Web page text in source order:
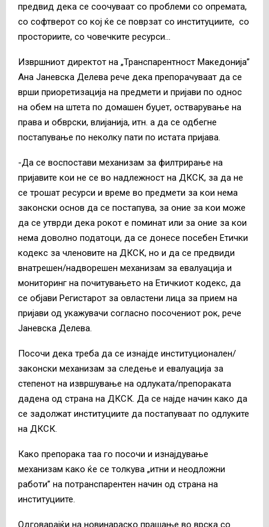
предвид дека се соочуваат со проблеми со опремата,
со софтверот со кој ќе се поврзат со институциите, со
просториите, со човечките ресурси…
Извршниот директот на „Транспарентност Македонија”
Ана Јаневска Делева рече дека препорачуваат да се
врши приоретизација на предмети и пријави по однос
на обем на штета по домашен буџет, остварување на
права и обврски, влијанија, итн. а да се одбегне
постапување по неколку пати по истата пријава.
-Да се воспостави механизам за филтрирање на
пријавите кои не се во надлежност на ДКСК, за да не
се трошат ресурси и време во предмети за кои нема
законски основ да се постапува, за оние за кои може
да се утврди дека рокот е поминат или за оние за кои
нема доволно податоци, да се донесе посебен Етички
кодекс за членовите на ДКСК, но и да се предвиди
внатрешен/надворешен механизам за евалуација и
мониторинг на почитувањето на Етичкиот кодекс, да
се објави Регистарот за овластени лица за прием на
пријави од укажувачи согласно посочениот рок, рече
Јаневска Делева.
Посочи дека треба да се изнајде институционален/
законски механизам за следење и евалуација за
степенот на извршување на одлуката/препораката
дадена од страна на ДКСК. Да се најде начин како да
се задолжат институциите да постапуваат по одлуките
на ДКСК.
Како препорака таа го посочи и изнајдување
механизам како ќе се толкува „итни и неодложни
работи” на потранспарентен начин од страна на
институциите.
Одговарајќи на новинараско прашање во врска со